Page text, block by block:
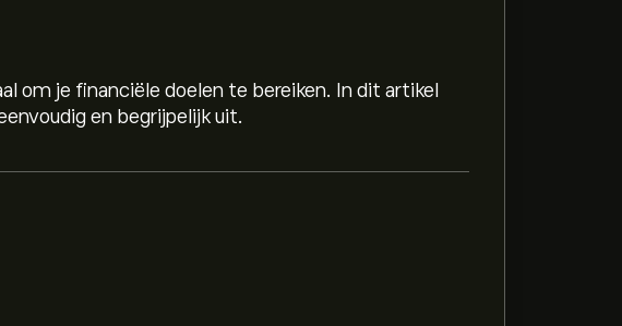
om je financiële doelen te bereiken. In dit artikel
en begrijpelijk uit.